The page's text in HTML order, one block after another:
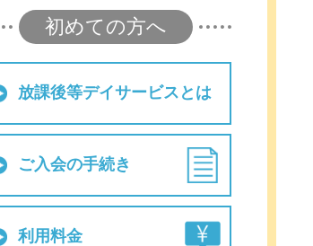
初めての方へ
放課後等デイサービスとは
ご入会の手続き
利用料金